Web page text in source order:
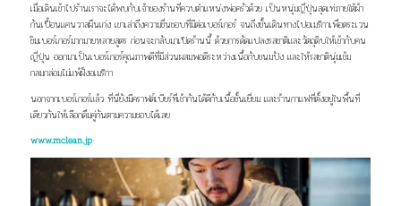
เมื่อเดินเข้าไปร้านเราจะได้พบกับเจ้าของร้านที่ควบตำแหน่งพ่อครัวด้วย เป็นหนุ่มญี่ปุ่นสุดเท่ภายใต้ผ้า
กันเปื้อนแคนวาสผืนเก่ง เขาเล่าถึงความชื่นชอบที่มีต่อเบอร์เกอร์ จนถึงขั้นเดินทางไปอเมริกาเพื่อตระเวน
ชิมเบอร์เกอร์มากมายหลายสูตร ก่อนจะกลับมาเปิดร้านนี้ ด้วยการดัดแปลงรสชาติและวัตถุดิบให้เข้ากับคน
ญี่ปุ่น ออกมาเป็นเบอร์เกอร์คุณภาพดีที่มีส่วนผสมพอดีระหว่างเนื้อกับขนมปัง และให้รสชาตินุ่มเข้ม
กลมกล่อมไม่แพ้ฝั่งอเมริกา
นอกจากเบอร์เกอร์แล้ว ที่นี่ยังมีคราฟต์เบียร์ที่เข้ากันได้ดีกับเนื้อชั้นเยี่ยม และร้านกาแฟที่ตั้งอยู่ในพื้นที่
เดียวกันให้เลือกดื่มคู่กันตามความชอบได้เลย
www.mclean.jp